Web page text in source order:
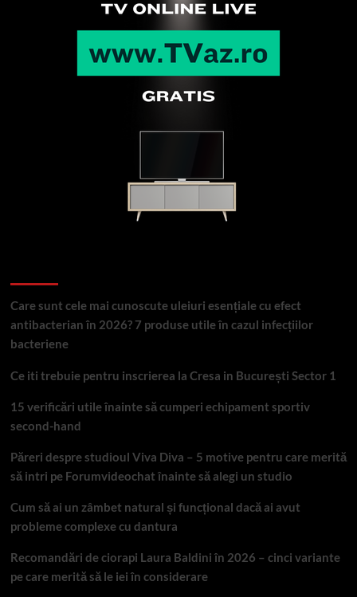
Care sunt cele mai cunoscute uleiuri esențiale cu efect
antibacterian în 2026? 7 produse utile în cazul infecțiilor
bacteriene
Ce iti trebuie pentru inscrierea la Cresa in București Sector 1
15 verificări utile înainte să cumperi echipament sportiv
second-hand
Păreri despre studioul Viva Diva – 5 motive pentru care merită
să intri pe Forumvideochat înainte să alegi un studio
Cum să ai un zâmbet natural și funcțional dacă ai avut
probleme complexe cu dantura
Recomandări de ciorapi Laura Baldini în 2026 – cinci variante
pe care merită să le iei în considerare